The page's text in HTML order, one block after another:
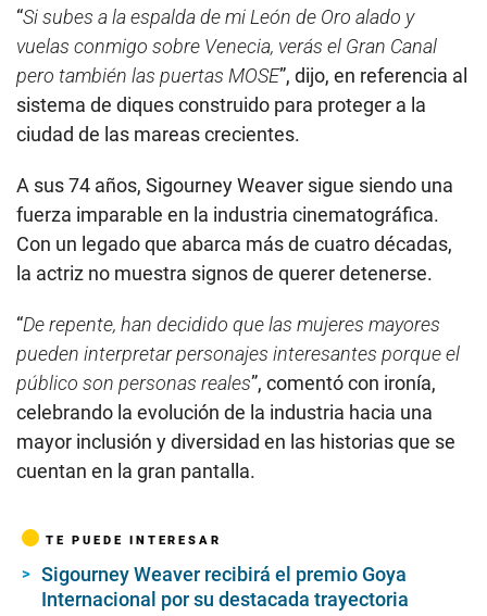
“Si subes a la espalda de mi León de Oro alado y
vuelas conmigo sobre Venecia, verás el Gran Canal
pero también las puertas MOSE”, dijo, en referencia al
sistema de diques construido para proteger a la
ciudad de las mareas crecientes.
A sus 74 años, Sigourney Weaver sigue siendo una
fuerza imparable en la industria cinematográfica.
Con un legado que abarca más de cuatro décadas,
la actriz no muestra signos de querer detenerse.
“De repente, han decidido que las mujeres mayores
pueden interpretar personajes interesantes porque el
público son personas reales”, comentó con ironía,
celebrando la evolución de la industria hacia una
mayor inclusión y diversidad en las historias que se
cuentan en la gran pantalla.
TE PUEDE INTERESAR
Sigourney Weaver recibirá el premio Goya
Internacional por su destacada trayectoria